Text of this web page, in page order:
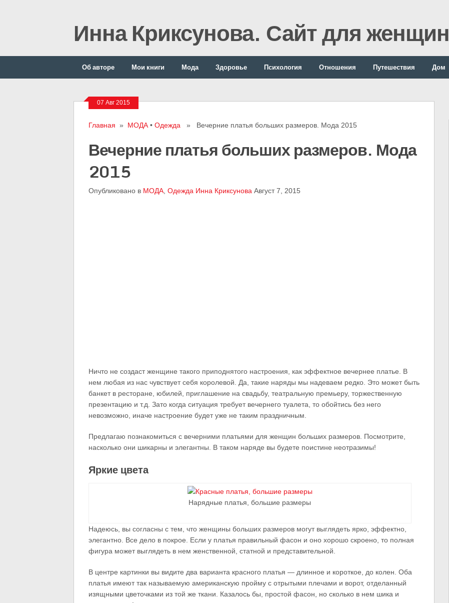
Инна Криксунова. Сайт для женщин
Об авторе Мои книги Мода Здоровье Психология Отношения Путешествия Дом
07 Авг 2015
Главная » МОДА• Одежда » Вечерние платья больших размеров. Мода 2015
Вечерние платья больших размеров. Мода
2015
Опубликовано в МОДА, Одежда Инна Криксунова Август 7, 2015
Ничто не создаст женщине такого приподнятого настроения, как эффектное вечернее платье. В
нем любая из нас чувствует себя королевой. Да, такие наряды мы надеваем редко. Это может быть
банкет в ресторане, юбилей, приглашение на свадьбу, театральную премьеру, торжественную
презентацию и т.д. Зато когда ситуация требует вечернего туалета, то обойтись без него
невозможно, иначе настроение будет уже не таким праздничным.
Предлагаю познакомиться с вечерними платьями для женщин больших размеров. Посмотрите,
насколько они шикарны и элегантны. В таком наряде вы будете поистине неотразимы!
Яркие цвета
Нарядные платья, большие размеры
Надеюсь, вы согласны с тем, что женщины больших размеров могут выглядеть ярко, эффектно,
элегантно. Все дело в покрое. Если у платья правильный фасон и оно хорошо скроено, то полная
фигура может выглядеть в нем женственной, статной и представительной.
В центре картинки вы видите два варианта красного платья — длинное и короткое, до колен. Оба
платья имеют так называемую американскую пройму с отрытыми плечами и ворот, отделанный
изящными цветочками из той же ткани. Казалось бы, простой фасон, но сколько в нем шика и